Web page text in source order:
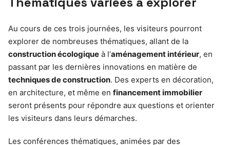
Au cours de ces trois journées, les visiteurs pourront
explorer de nombreuses thématiques, allant de la
construction écologique à l’aménagement intérieur, en
passant par les dernières innovations en matière de
techniques de construction. Des experts en décoration,
en architecture, et même en financement immobilier
seront présents pour répondre aux questions et orienter
les visiteurs dans leurs démarches.
Les conférences thématiques, animées par des